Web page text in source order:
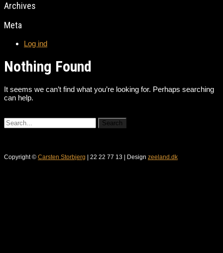
Archives
Meta
Log ind
Nothing Found
It seems we can’t find what you’re looking for. Perhaps searching
can help.
Copyright © Carsten Storbjerg | 22 22 77 13 | Design zeeland.dk